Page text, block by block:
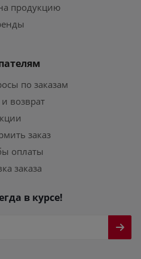
продукцию
по заказам
возврат
заказ
оплаты
заказа
в курсе!